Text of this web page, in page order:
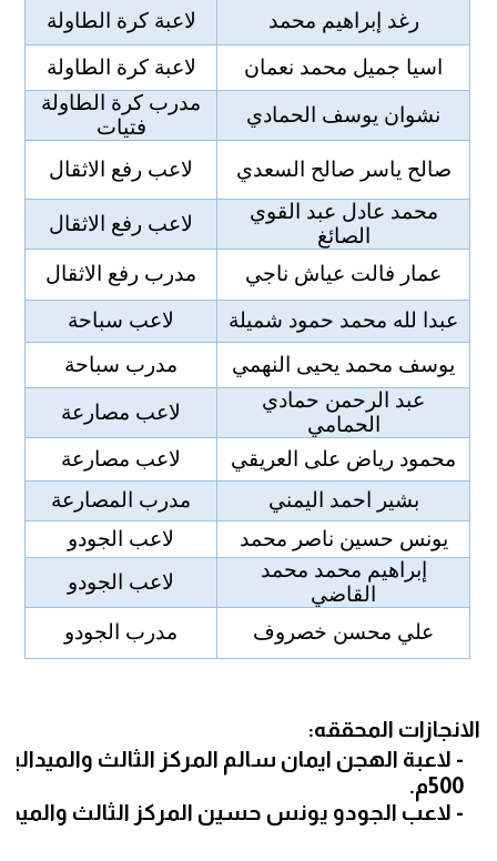
رغد إبراهيم محمد
لاعبة كرة الطاولة
اسيا جميل محمد نعمان
لاعبة كرة الطاولة
نشوان يوسف الحمادي
مدرب كرة الطاولة
فتيات
صالح ياسر صالح السعدي
لاعب رفع الاثقال
محمد عادل عبد القوي
الصائغ
لاعب رفع الاثقال
عمار فالت عياش ناجي
مدرب رفع الاثقال
عبدا لله محمد حمود شميلة
لاعب سباحة
يوسف محمد يحيى النهمي
مدرب سباحة
عبد الرحمن حمادي
الحمامي
لاعب مصارعة
محمود رياض على العريقي
لاعب مصارعة
بشير احمد اليمني
مدرب المصارعة
يونس حسين ناصر محمد
لاعب الجودو
إبراهيم محمد محمد
القاضي
لاعب الجودو
علي محسن خصروف مدرب الجودو
الانجازات المحققه:
- لاعبة الهجن ايمان سالم المركز الثالث
500م.
- لاعب الجودو يونس حسين المركز الثالث والميدالية